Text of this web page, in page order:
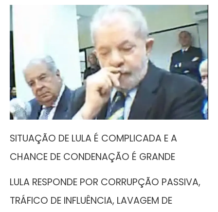
SITUAÇÃO DE LULA É COMPLICADA E A
CHANCE DE CONDENAÇÃO É GRANDE
LULA RESPONDE POR CORRUPÇÃO PASSIVA,
TRÁFICO DE INFLUÊNCIA, LAVAGEM DE